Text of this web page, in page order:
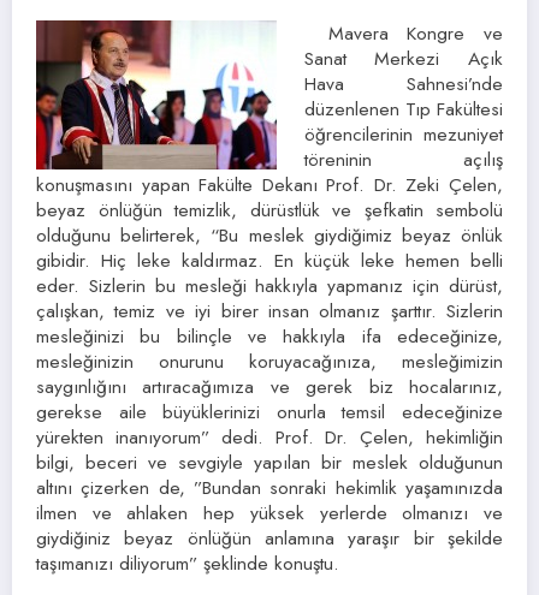
Mavera Kongre ve
Sanat Merkezi Açık
Hava Sahnesi’nde
düzenlenen Tıp Fakültesi
öğrencilerinin mezuniyet
töreninin açılış
konuşmasını yapan Fakülte Dekanı Prof. Dr. Zeki Çelen,
beyaz önlüğün temizlik, dürüstlük ve şefkatin sembolü
olduğunu belirterek, “Bu meslek giydiğimiz beyaz önlük
gibidir. Hiç leke kaldırmaz. En küçük leke hemen belli
eder. Sizlerin bu mesleği hakkıyla yapmanız için dürüst,
çalışkan, temiz ve iyi birer insan olmanız şarttır. Sizlerin
mesleğinizi bu bilinçle ve hakkıyla ifa edeceğinize,
mesleğinizin onurunu koruyacağınıza, mesleğimizin
saygınlığını artıracağımıza ve gerek biz hocalarınız,
gerekse aile büyüklerinizi onurla temsil edeceğinize
yürekten inanıyorum” dedi. Prof. Dr. Çelen, hekimliğin
bilgi, beceri ve sevgiyle yapılan bir meslek olduğunun
altını çizerken de, ”Bundan sonraki hekimlik yaşamınızda
ilmen ve ahlaken hep yüksek yerlerde olmanızı ve
giydiğiniz beyaz önlüğün anlamına yaraşır bir şekilde
taşımanızı diliyorum” şeklinde konuştu.